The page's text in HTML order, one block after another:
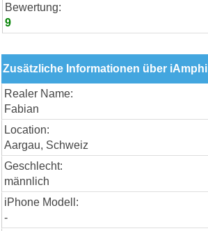
Bewertung:
9
Zusätzliche Informationen über iAmphi
Realer Name:
Fabian
Location:
Aargau, Schweiz
Geschlecht:
männlich
iPhone Modell:
-